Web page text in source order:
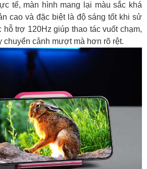
tế, màn hình mang lại màu sắc khá
cao và đặc biệt là độ sáng tốt khi sử
trợ 120Hz giúp thao tác vuốt chạm,
chuyển cảnh mượt mà hơn rõ rệt.